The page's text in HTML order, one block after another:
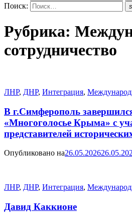
Поиск:
Рубрика:
сотрудничество
ЛНР, ДНР, Интеграция,
В г.Симферополь
«Многоголосье Крыма» с
представителей
Опубликовано на26.05.2026
ЛНР, ДНР, Интеграция,
Давид Каккионе